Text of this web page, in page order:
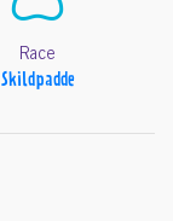
Race
Skildpadde